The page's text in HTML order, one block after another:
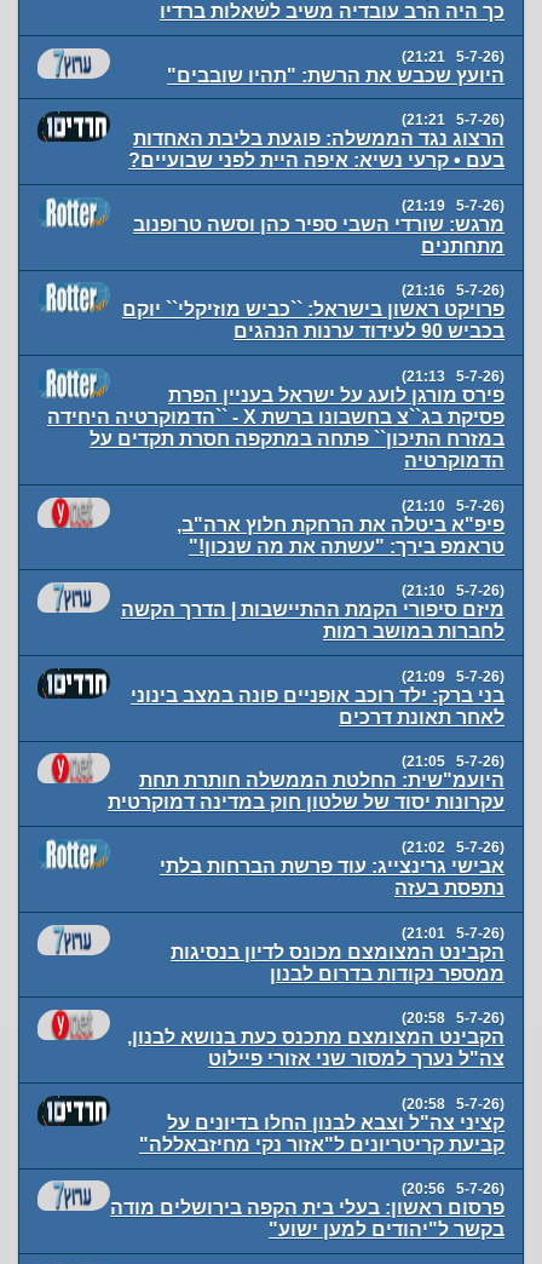
כך היה הרב עובדיה משיב לשאלות ברדיו
(5-7-26 21:21)
היועץ שכבש את הרשת: "תהיו שובבים"
(5-7-26 21:21)
הרצוג נגד הממשלה: פוגעת בליבת האחדות
בעם • קרעי נשיא: איפה היית לפני שבועיים?
(5-7-26 21:19)
מרגש: שורדי השבי ספיר כהן וסשה טרופנוב
מתחתנים
(5-7-26 21:16)
פרויקט ראשון בישראל: ``כביש מוזיקלי`` יוקם
בכביש 90 לעידוד ערנות הנהגים
(5-7-26 21:13)
פירס מורגן לועג על ישראל בעניין הפרת
פסיקת בג``צ בחשבונו ברשת X - ``הדמוקרטיה היחידה
במזרח התיכון`` פתחה במתקפה חסרת תקדים על
הדמוקרטיה
(5-7-26 21:10)
פיפ"א ביטלה את הרחקת חלוץ ארה"ב,
טראמפ בירך: "עשתה את מה שנכון!"
(5-7-26 21:10)
מיזם סיפורי הקמת ההתיישבות | הדרך הקשה
לחברות במושב רמות
(5-7-26 21:09)
בני ברק: ילד רוכב אופניים פונה במצב בינוני
לאחר תאונת דרכים
(5-7-26 21:05)
היועמ"שית: החלטת הממשלה חותרת תחת
עקרונות יסוד של שלטון חוק במדינה דמוקרטית
(5-7-26 21:02)
אבישי גרינצייג: עוד פרשת הברחות בלתי
נתפסת בעזה
(5-7-26 21:01)
הקבינט המצומצם מכונס לדיון בנסיגות
ממספר נקודות בדרום לבנון
(5-7-26 20:58)
הקבינט המצומצם מתכנס כעת בנושא לבנון,
צה"ל נערך למסור שני אזורי פיילוט
(5-7-26 20:58)
קציני צה"ל וצבא לבנון החלו בדיונים על
קביעת קריטריונים ל"אזור נקי מחיזבאללה"
(5-7-26 20:56)
פרסום ראשון: בעלי בית הקפה בירושלים מודה
בקשר ל"יהודים למען ישוע"